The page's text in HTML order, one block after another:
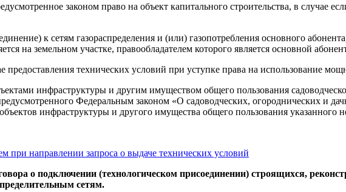
законом право на объект капитального строительства, в случае
к сетям газораспределения и (или) газопотребления основного
на земельном участке, правообладателем которого является основной
технических условий при уступке права на использование
инфраструктуры и другим имуществом общего пользования
Федеральным законом «О садоводческих, огороднических и
инфраструктуры и другого имущества общего пользования указанного
при направлении запроса о выдаче технических условий
о подключении (технологическом присоединении) строящихся,
сетям.